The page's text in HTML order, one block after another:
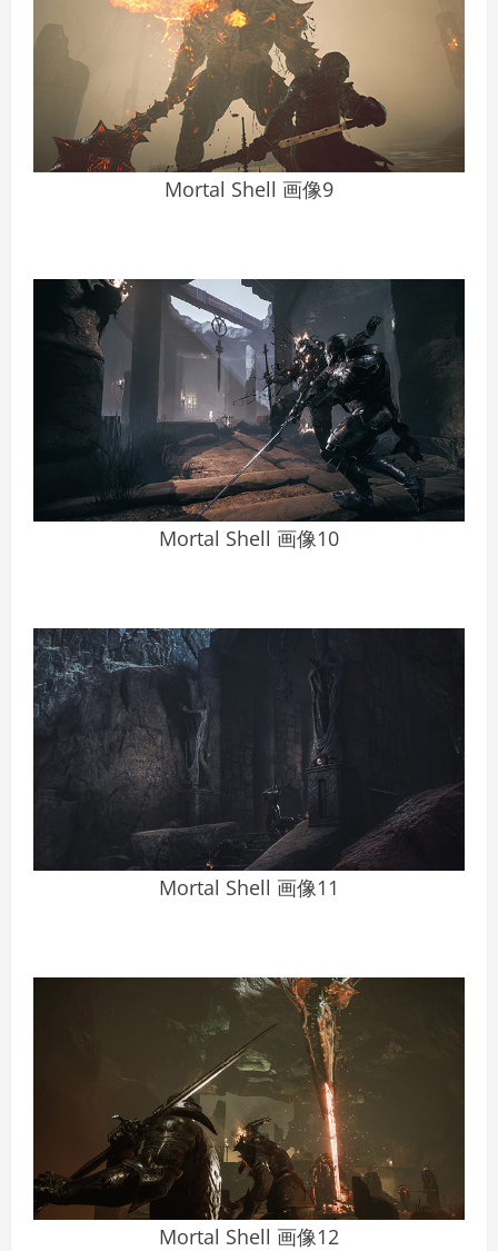
Mortal Shell 画像9
Mortal Shell 画像10
Mortal Shell 画像11
Mortal Shell 画像12